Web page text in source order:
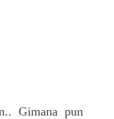
Gimana pun